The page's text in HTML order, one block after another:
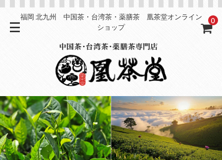
福岡 北九州 中国茶・台湾茶・薬膳茶 凰茶堂オンライン
ショップ
0